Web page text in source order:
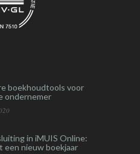
boekhoudtools voor
ondernemer
in iMUIS Online:
een nieuw boekjaar